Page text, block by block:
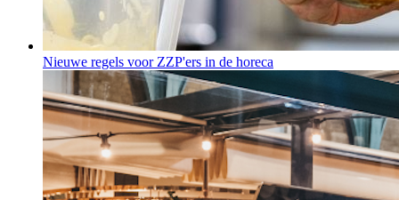
Nieuwe regels voor ZZP'ers in de horeca